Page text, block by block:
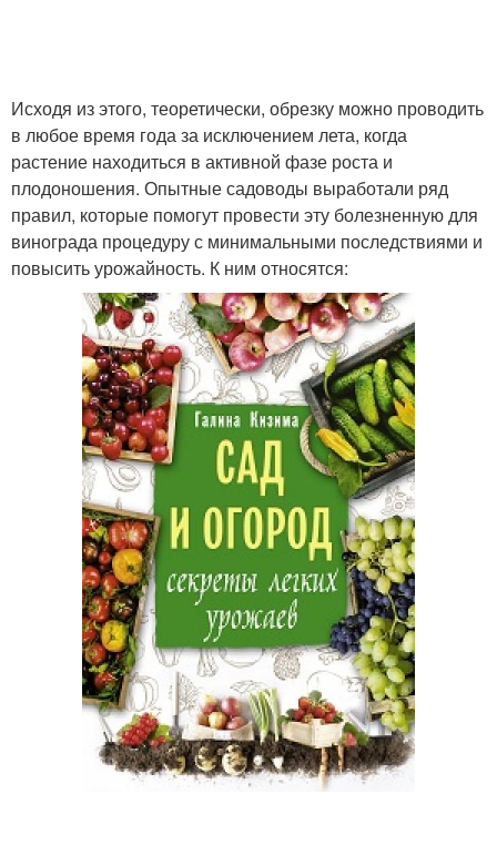
Исходя из этого, теоретически, обрезку можно проводить
в любое время года за исключением лета, когда
растение находиться в активной фазе роста и
плодоношения. Опытные садоводы выработали ряд
правил, которые помогут провести эту болезненную для
винограда процедуру с минимальными последствиями и
повысить урожайность. К ним относятся: